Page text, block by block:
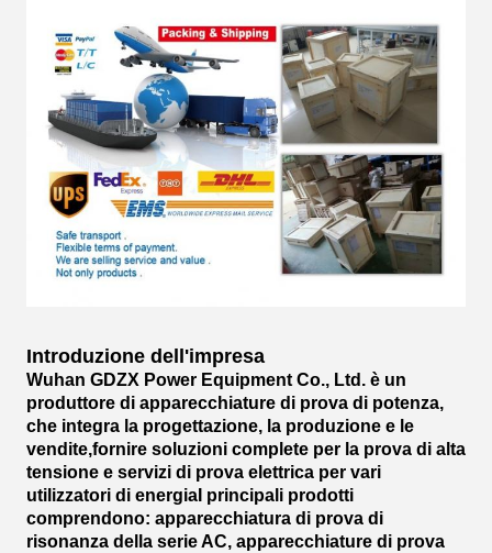
Introduzione dell'impresa
Wuhan GDZX Power Equipment Co., Ltd. è un
produttore di apparecchiature di prova di potenza,
che integra la progettazione, la produzione e le
vendite,fornire soluzioni complete per la prova di alta
tensione e servizi di prova elettrica per vari
utilizzatori di energiaI principali prodotti
comprendono: apparecchiatura di prova di
risonanza della serie AC, apparecchiature di prova